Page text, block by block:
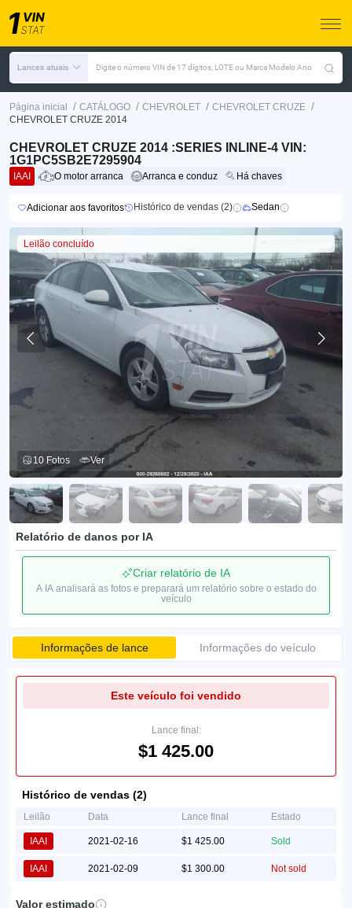
Lances atuais Digite o número VIN de 17 dígitos, LOTE ou Marca Modelo Ano
Página inicial / CATÁLOGO / CHEVROLET / CHEVROLET CRUZE /
CHEVROLET CRUZE 2014
CHEVROLET CRUZE 2014 :SERIES INLINE-4 VIN:
1G1PC5SB2E7295904
IAAI O motor arranca Arranca e conduz Há chaves
Adicionar aos favoritos Histórico de vendas (2) Sedan
Leilão concluído
10 Fotos Ver
Relatório de danos por IA
Criar relatório de IA
A IA analisará as fotos e preparará um relatório sobre o estado do
veículo
Informações de lance Informações do veículo
Este veículo foi vendido
Lance final:
$1 425.00
Histórico de vendas (2)
Leilão Data Lance final Estado
IAAI 2021-02-16 $1 425.00 Sold
IAAI 2021-02-09 $1 300.00 Not sold
Valor estimado